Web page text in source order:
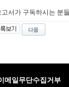
고서가 구독하시는 분
메일무단수집거부